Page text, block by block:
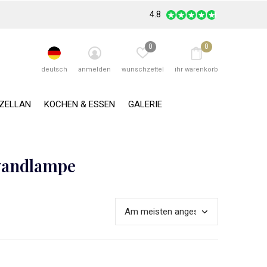
KOCHEN & ESSEN GALERIE
deutsch anmelden wunschzettel
0
ihr warenkorb
0
4.8